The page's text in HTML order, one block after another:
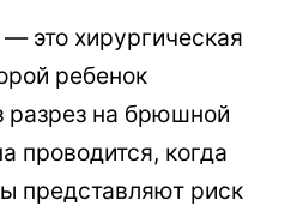
это хирургическая
ребенок
разрез на брюшной
проводится, когда
представляют риск